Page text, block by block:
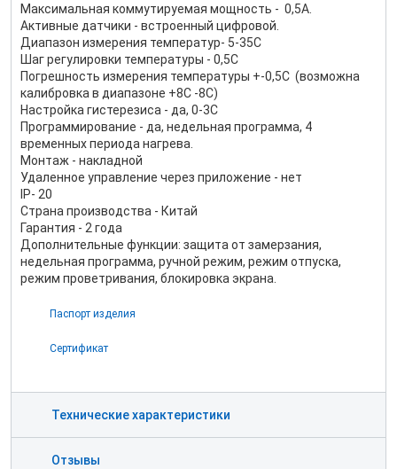
Максимальная коммутируемая мощность - 0,5А.
Активные датчики - встроенный цифровой.
Диапазон измерения температур- 5-35С
Шаг регулировки температуры - 0,5С
Погрешность измерения температуры +-0,5С (возможна
калибровка в диапазоне +8С -8С)
Настройка гистерезиса - да, 0-3С
Программирование - да, недельная программа, 4
временных периода нагрева.
Монтаж - накладной
Удаленное управление через приложение - нет
IP- 20
Страна производства - Китай
Гарантия - 2 года
Дополнительные функции: защита от замерзания,
недельная программа, ручной режим, режим отпуска,
режим проветривания, блокировка экрана.
Паспорт изделия
Сертификат
Технические характеристики
Отзывы